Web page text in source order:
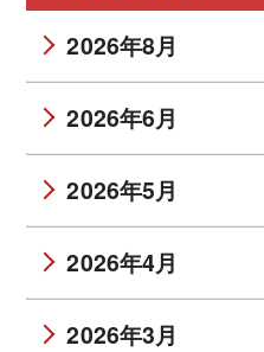
2026年8月
2026年6月
2026年5月
2026年4月
2026年3月